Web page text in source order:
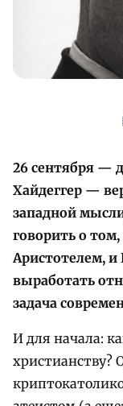
26 сентября —
Хайдеггер —
западной
говорить о
Аристотелем, и
выработать
задача
И для начала:
христианству?